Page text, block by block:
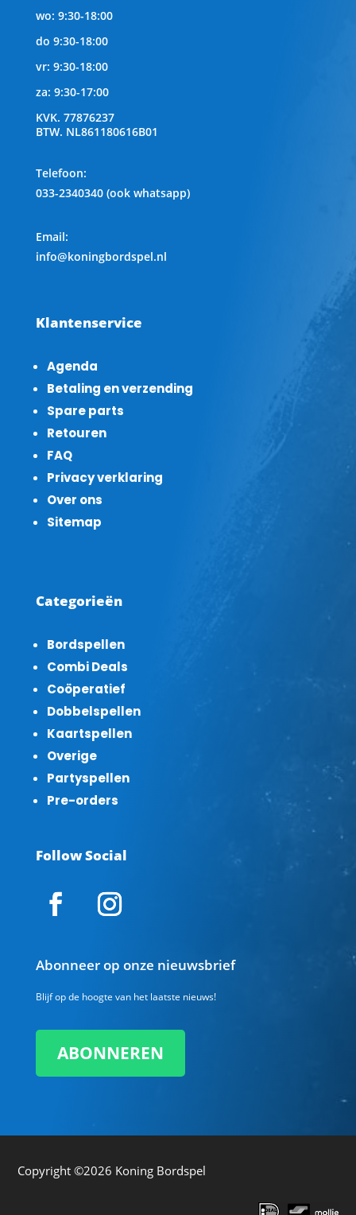
wo: 9:30-18:00
do 9:30-18:00
vr: 9:30-18:00
za: 9:30-17:00
KVK. 77876237
BTW. NL861180616B01
Telefoon:
033-2340340 (ook whatsapp)
Email:
info@koningbordspel.nl
Klantenservice
Agenda
Betaling en verzending
Spare parts
Retouren
FAQ
Privacy verklaring
Over ons
Sitemap
Categorieën
Bordspellen
Combi Deals
Coöperatief
Dobbelspellen
Kaartspellen
Overige
Partyspellen
Pre-orders
Follow Social
Abonneer op onze nieuwsbrief
Blijf op de hoogte van het laatste nieuws!
ABONNEREN
Copyright ©2026 Koning Bordspel